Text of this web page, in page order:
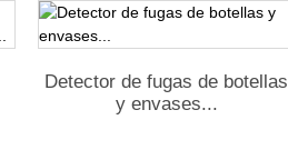
Detector de fugas de botellas
y envases...